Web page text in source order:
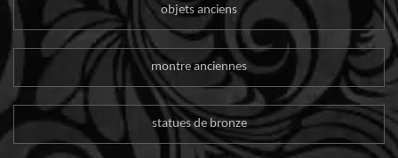
objets anciens
montre anciennes
statues de bronze